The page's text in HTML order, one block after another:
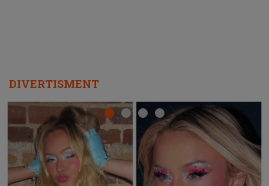
DIVERTISMENT